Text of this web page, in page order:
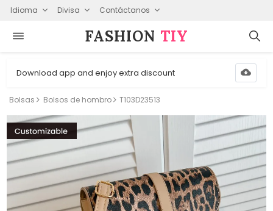
Idioma Divisa Contáctanos
FASHION⁠ TIY
Download app and enjoy extra discount
Bolsas Bolsos de hombro T103D23513